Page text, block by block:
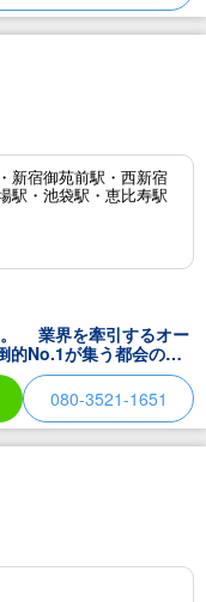
新宿御苑前駅・西新宿
駅・池袋駅・恵比寿駅
。 業界を牽引するオー
的No.1が集う都会のオ
る絶対に飽きがこない
。 安らぎと癒しを感じ
ティックで、最もエレ
施術により、すべての
に何度来ても初体験。
業の都会の隠れ家リゾ
080-3521-1651